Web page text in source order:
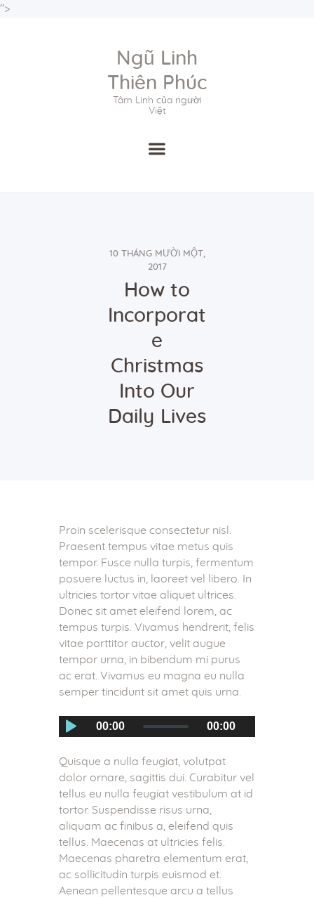
">
Ngũ Linh
Thiên Phúc
Tâm Linh của người
Việt
10 THÁNG MƯỜI MỘT,
2017
How to
Incorporat
e
Christmas
Into Our
Daily Lives
Trang chủ
Danh sách cửa hàng
Proin scelerisque consectetur nisl.
Praesent tempus vitae metus quis
tempor. Fusce nulla turpis, fermentum
posuere luctus in, laoreet vel libero. In
ultricies tortor vitae aliquet ultrices.
Donec sit amet eleifend lorem, ac
tempus turpis. Vivamus hendrerit, felis
vitae porttitor auctor, velit augue
tempor urna, in bibendum mi purus
ac erat. Vivamus eu magna eu nulla
semper tincidunt sit amet quis urna.
Trình
Audio
00:00 00:00
Quisque a nulla feugiat, volutpat
dolor ornare, sagittis dui. Curabitur vel
tellus eu nulla feugiat vestibulum at id
tortor. Suspendisse risus urna,
aliquam ac finibus a, eleifend quis
tellus. Maecenas at ultricies felis.
Maecenas pharetra elementum erat,
ac sollicitudin turpis euismod et.
Aenean pellentesque arcu a tellus